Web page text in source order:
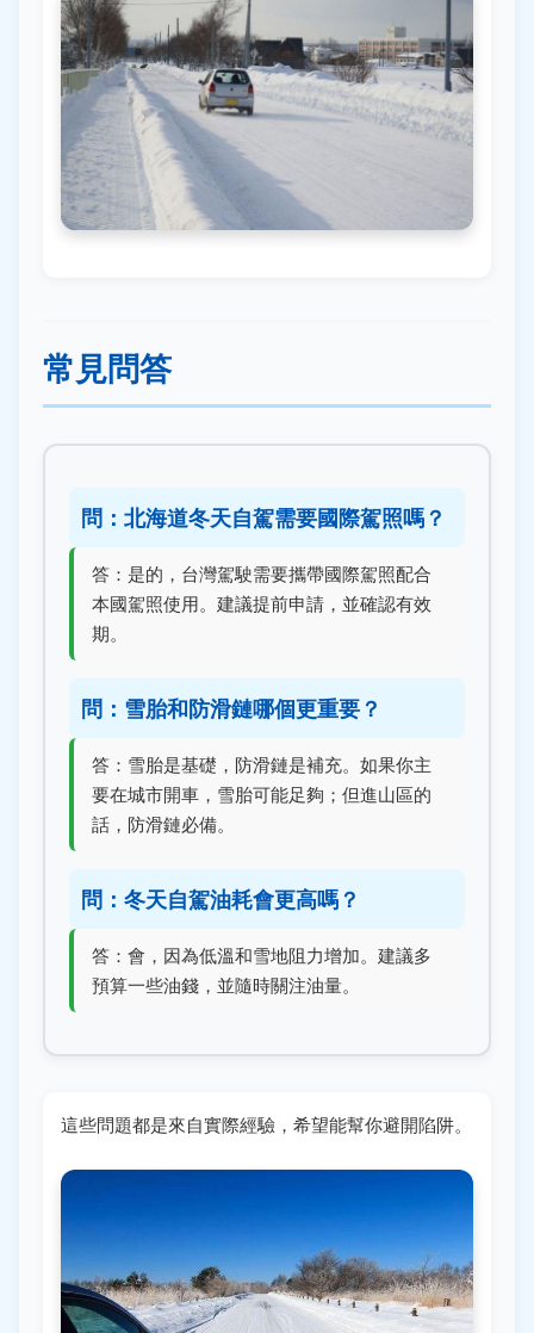
常見問答
問：北海道冬天自駕需要國際駕照嗎？
答：是的，台灣駕駛需要攜帶國際駕照配合
本國駕照使用。建議提前申請，並確認有效
期。
問：雪胎和防滑鏈哪個更重要？
答：雪胎是基礎，防滑鏈是補充。如果你主
要在城市開車，雪胎可能足夠；但進山區的
話，防滑鏈必備。
問：冬天自駕油耗會更高嗎？
答：會，因為低溫和雪地阻力增加。建議多
預算一些油錢，並隨時關注油量。
這些問題都是來自實際經驗，希望能幫你避開陷阱。